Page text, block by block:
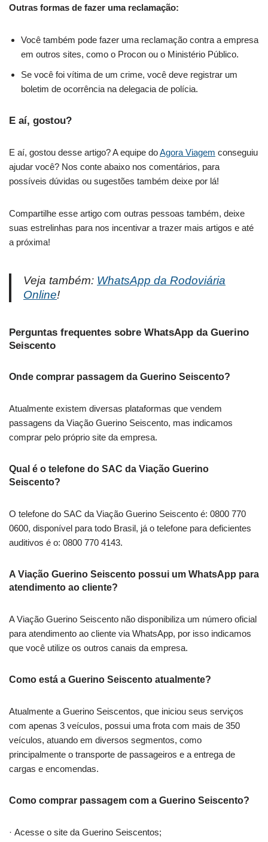
Outras formas de fazer uma reclamação:
Você também pode fazer uma reclamação contra a empresa
em outros sites, como o Procon ou o Ministério Público.
Se você foi vítima de um crime, você deve registrar um
boletim de ocorrência na delegacia de polícia.
E aí, gostou?
E aí, gostou desse artigo? A equipe doAgora Viagem conseguiu
ajudar você? Nos conte abaixo nos comentários, para
possíveis dúvidas ou sugestões também deixe por lá!
Compartilhe esse artigo com outras pessoas também, deixe
suas estrelinhas para nos incentivar a trazer mais artigos e até
a próxima!
Veja também: WhatsApp da Rodoviária
Online!
Perguntas frequentes sobre WhatsApp da Guerino
Seiscento
Onde comprar passagem da Guerino Seiscento?
Atualmente existem diversas plataformas que vendem
passagens da Viação Guerino Seiscento, mas indicamos
comprar pelo próprio site da empresa.
Qual é o telefone do SAC da Viação Guerino
Seiscento?
O telefone do SAC da Viação Guerino Seiscento é: 0800 770
0600, disponível para todo Brasil, já o telefone para deficientes
auditivos é o: 0800 770 4143.
A Viação Guerino Seiscento possui um WhatsApp para
atendimento ao cliente?
A Viação Guerino Seiscento não disponibiliza um número oficial
para atendimento ao cliente via WhatsApp, por isso indicamos
que você utilize os outros canais da empresa.
Como está a Guerino Seiscento atualmente?
Atualmente a Guerino Seiscentos, que iniciou seus serviços
com apenas 3 veículos, possui uma frota com mais de 350
veículos, atuando em diversos segmentos, como
principalmente o transporte de passageiros e a entrega de
cargas e encomendas.
Como comprar passagem com a Guerino Seiscento?
· Acesse o site da Guerino Seiscentos;